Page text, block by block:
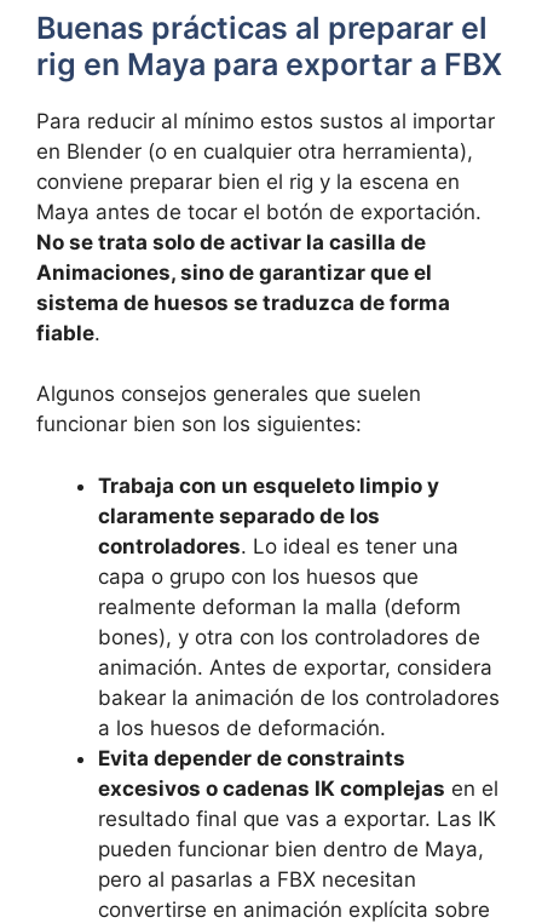
Buenas prácticas al preparar el
rig en Maya para exportar a FBX
Para reducir al mínimo estos sustos al importar
en Blender (o en cualquier otra herramienta),
conviene preparar bien el rig y la escena en
Maya antes de tocar el botón de exportación.
No se trata solo de activar la casilla de
Animaciones, sino de garantizar que el
sistema de huesos se traduzca de forma
fiable.
Algunos consejos generales que suelen
funcionar bien son los siguientes:
Trabaja con un esqueleto limpio y
claramente separado de los
controladores. Lo ideal es tener una
capa o grupo con los huesos que
realmente deforman la malla (deform
bones), y otra con los controladores de
animación. Antes de exportar, considera
bakear la animación de los controladores
a los huesos de deformación.
Evita depender de constraints
excesivos o cadenas IK complejas en el
resultado final que vas a exportar. Las IK
pueden funcionar bien dentro de Maya,
pero al pasarlas a FBX necesitan
convertirse en animación explícita sobre